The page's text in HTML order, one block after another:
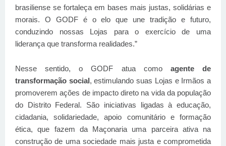
brasiliense se fortaleça em bases mais justas, solidárias e
morais. O GODF é o elo que une tradição e futuro,
conduzindo nossas Lojas para o exercício de uma
liderança que transforma realidades.”
Nesse sentido, o GODF atua como agente de
transformação social, estimulando suas Lojas e Irmãos a
promoverem ações de impacto direto na vida da população
do Distrito Federal. São iniciativas ligadas à educação,
cidadania, solidariedade, apoio comunitário e formação
ética, que fazem da Maçonaria uma parceira ativa na
construção de uma sociedade mais justa e comprometida